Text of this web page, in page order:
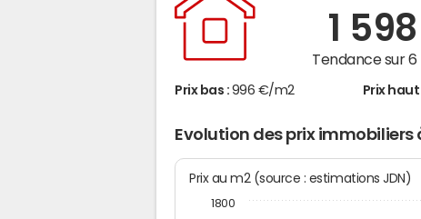
1 598
Tendance sur 6
Prix bas : 996 €/m2 Prix haut
Evolution des prix immobiliers
Prix au m2 (source : estimations JDN)
1800